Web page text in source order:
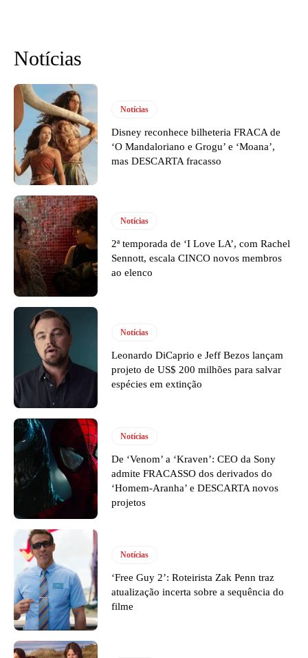
Notícias
Notícias
Disney reconhece bilheteria FRACA de
‘O Mandaloriano e Grogu’ e ‘Moana’,
mas DESCARTA fracasso
Notícias
2ª temporada de ‘I Love LA’, com Rachel
Sennott, escala CINCO novos membros
ao elenco
Notícias
Leonardo DiCaprio e Jeff Bezos lançam
projeto de US$ 200 milhões para salvar
espécies em extinção
Notícias
De ‘Venom’ a ‘Kraven’: CEO da Sony
admite FRACASSO dos derivados do
‘Homem-Aranha’ e DESCARTA novos
projetos
Notícias
‘Free Guy 2’: Roteirista Zak Penn traz
atualização incerta sobre a sequência do
filme